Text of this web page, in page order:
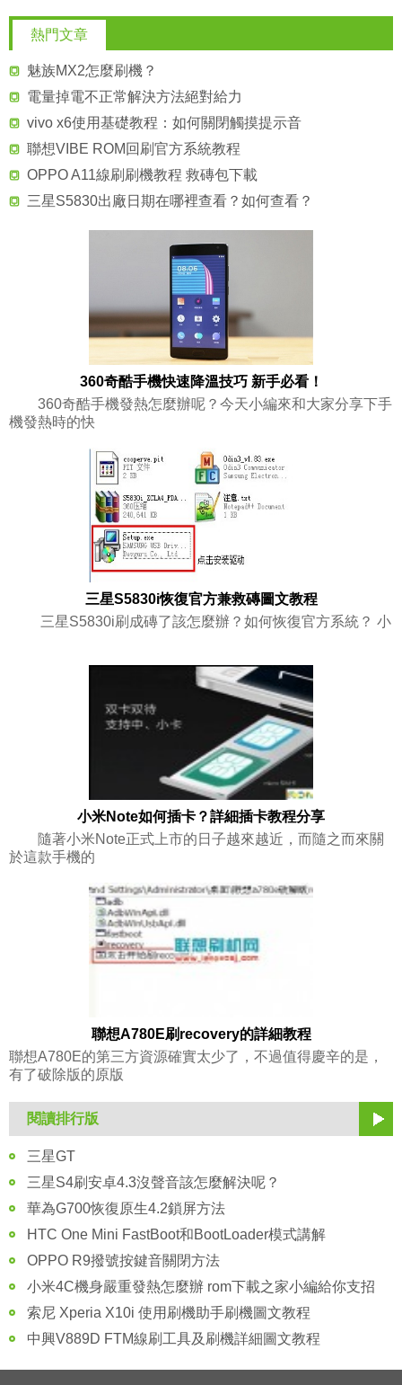
熱門文章
魅族MX2怎麼刷機？
電量掉電不正常解決方法絕對給力
vivo x6使用基礎教程：如何關閉觸摸提示音
聯想VIBE ROM回刷官方系統教程
OPPO A11線刷刷機教程 救磚包下載
三星S5830出廠日期在哪裡查看？如何查看？
360奇酷手機快速降溫技巧 新手必看！
360奇酷手機發熱怎麼辦呢？今天小編來和大家分享下手
機發熱時的快
三星S5830i恢復官方兼救磚圖文教程
三星S5830i刷成磚了該怎麼辦？如何恢復官方系統？ 小
小米Note如何插卡？詳細插卡教程分享
隨著小米Note正式上市的日子越來越近，而隨之而來關
於這款手機的
聯想A780E刷recovery的詳細教程
聯想A780E的第三方資源確實太少了，不過值得慶辛的是，
有了破除版的原版
閱讀排行版
三星GT
三星S4刷安卓4.3沒聲音該怎麼解決呢？
華為G700恢復原生4.2鎖屏方法
HTC One Mini FastBoot和BootLoader模式講解
OPPO R9撥號按鍵音關閉方法
小米4C機身嚴重發熱怎麼辦 rom下載之家小編給你支招
索尼 Xperia X10i 使用刷機助手刷機圖文教程
中興V889D FTM線刷工具及刷機詳細圖文教程